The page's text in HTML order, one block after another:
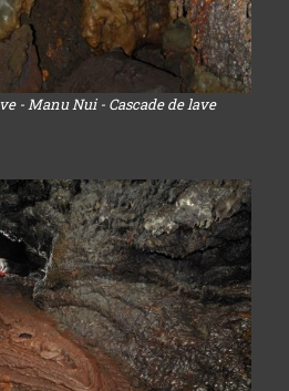
- Manu Nui - Cascade de lave